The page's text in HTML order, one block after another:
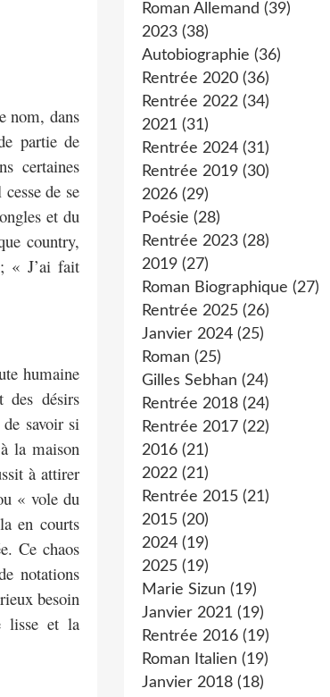
nom, dans
partie de
certaines
de se
et du
country,
« J’ai fait
humaine
des désirs
savoir si
la maison
à attirer
« vole du
en courts
Ce chaos
notations
besoin
lisse et la
Roman Allemand (39)
2023 (38)
Autobiographie (36)
Rentrée 2020 (36)
Rentrée 2022 (34)
2021 (31)
Rentrée 2024 (31)
Rentrée 2019 (30)
2026 (29)
Poésie (28)
Rentrée 2023 (28)
2019 (27)
Roman Biographique (27)
Rentrée 2025 (26)
Janvier 2024 (25)
Roman (25)
Gilles Sebhan (24)
Rentrée 2018 (24)
Rentrée 2017 (22)
2016 (21)
2022 (21)
Rentrée 2015 (21)
2015 (20)
2024 (19)
2025 (19)
Marie Sizun (19)
Janvier 2021 (19)
Rentrée 2016 (19)
Roman Italien (19)
Janvier 2018 (18)